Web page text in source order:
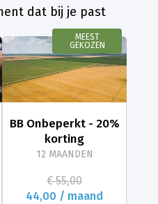
dat bij je past
MEEST
GEKOZEN
BB Onbeperkt - 20%
korting
12 MAANDEN
€ 55,00
44,00 / maand